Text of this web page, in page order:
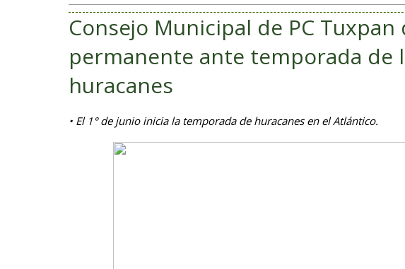
Consejo Municipal de PC Tuxpan
permanente ante temporada de
huracanes
• El 1° de junio inicia la temporada de huracanes en el Atlántico.